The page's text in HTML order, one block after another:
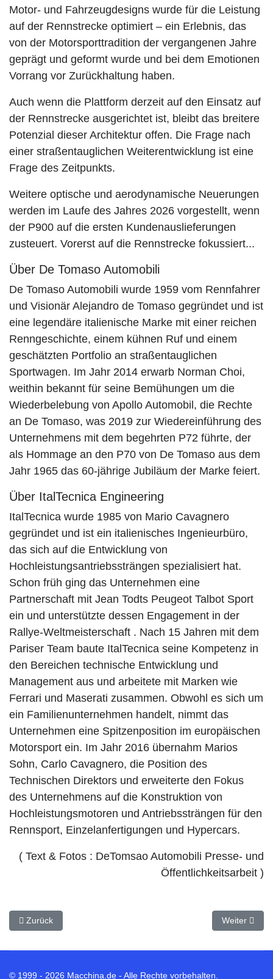
Motor- und Fahrzeugdesigns wurde für die Leistung
auf der Rennstrecke optimiert – ein Erlebnis, das
von der Motorsporttradition der vergangenen Jahre
geprägt und geformt wurde und bei dem Emotionen
Vorrang vor Zurückhaltung haben.
Auch wenn die Plattform derzeit auf den Einsatz auf
der Rennstrecke ausgerichtet ist, bleibt das breitere
Potenzial dieser Architektur offen. Die Frage nach
einer straßentauglichen Weiterentwicklung ist eine
Frage des Zeitpunkts.
Weitere optische und aerodynamische Neuerungen
werden im Laufe des Jahres 2026 vorgestellt, wenn
der P900 auf die ersten Kundenauslieferungen
zusteuert. Vorerst auf die Rennstrecke fokussiert...
Über De Tomaso Automobili
De Tomaso Automobili wurde 1959 vom Rennfahrer
und Visionär Alejandro de Tomaso gegründet und ist
eine legendäre italienische Marke mit einer reichen
Renngeschichte, einem kühnen Ruf und einem
geschätzten Portfolio an straßentauglichen
Sportwagen. Im Jahr 2014 erwarb Norman Choi,
weithin bekannt für seine Bemühungen um die
Wiederbelebung von Apollo Automobil, die Rechte
an De Tomaso, was 2019 zur Wiedereinführung des
Unternehmens mit dem begehrten P72 führte, der
als Hommage an den P70 von De Tomaso aus dem
Jahr 1965 das 60-jährige Jubiläum der Marke feiert.
Über ItalTecnica Engineering
ItalTecnica wurde 1985 von Mario Cavagnero
gegründet und ist ein italienisches Ingenieurbüro,
das sich auf die Entwicklung von
Hochleistungsantriebssträngen spezialisiert hat.
Schon früh ging das Unternehmen eine
Partnerschaft mit Jean Todts Peugeot Talbot Sport
ein und unterstützte dessen Engagement in der
Rallye-Weltmeisterschaft . Nach 15 Jahren mit dem
Pariser Team baute ItalTecnica seine Kompetenz in
den Bereichen technische Entwicklung und
Management aus und arbeitete mit Marken wie
Ferrari und Maserati zusammen. Obwohl es sich um
ein Familienunternehmen handelt, nimmt das
Unternehmen eine Spitzenposition im europäischen
Motorsport ein. Im Jahr 2016 übernahm Marios
Sohn, Carlo Cavagnero, die Position des
Technischen Direktors und erweiterte den Fokus
des Unternehmens auf die Konstruktion von
Hochleistungsmotoren und Antriebssträngen für den
Rennsport, Einzelanfertigungen und Hypercars.
( Text & Fotos : DeTomsao Automobili Presse- und
Öffentlichkeitsarbeit )
Vorheriger Beitrag: Sonderanfertigung „Aurelian Night“ des De
Zurück Nächster
Weiter
© 1999 - 2026 Macchina.de - Alle Rechte vorbehalten.